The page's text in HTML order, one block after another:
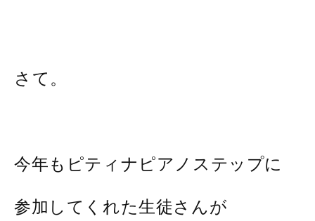
さて。
今年もピティナピアノステップに
参加してくれた生徒さんが